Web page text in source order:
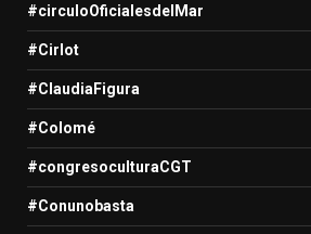
#circuloOficialesdelMar
#Cirlot
#ClaudiaFigura
#Colomé
#congresoculturaCGT
#Conunobasta